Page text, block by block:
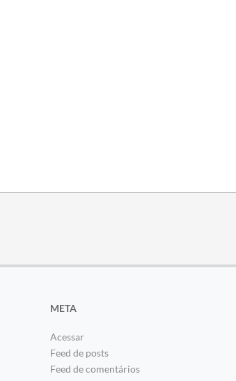
META
Acessar
Feed de posts
Feed de comentários